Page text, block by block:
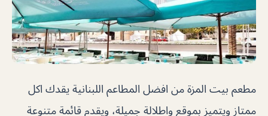
مطعم بيت المزة من افضل المطاعم اللبنانية يقدك اكل
ممتاز ويتميز بموقع واطلالة جميلة، ويقدم قائمة متنوعة